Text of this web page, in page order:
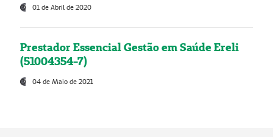
01 de Abril de 2020
Prestador Essencial Gestão em Saúde Ereli
(51004354-7)
04 de Maio de 2021